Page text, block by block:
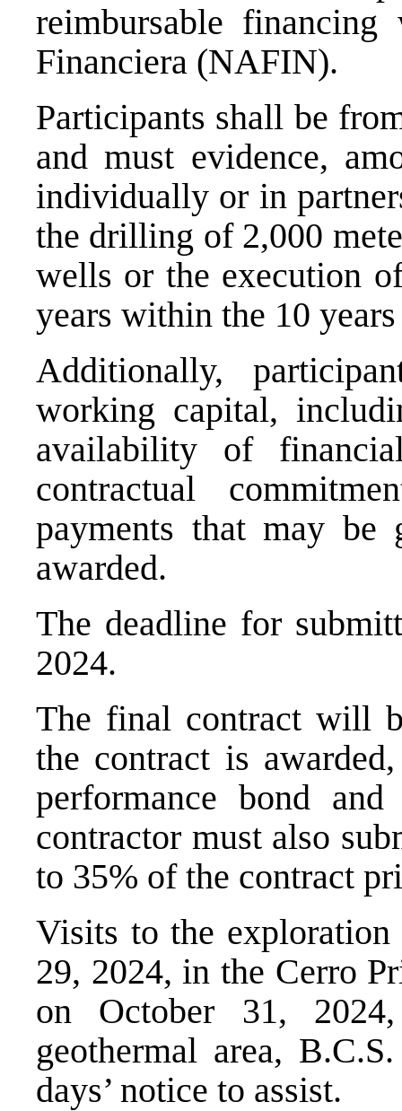
reimbursable
Financiera (NAFIN).
Participants shall be
and must evidence,
individually or in
the drilling of 2,000
wells or the execution
years within the 10
Additionally,
working capital,
availability of
contractual
payments that may be
awarded.
The deadline for
2024.
The final contract will
the contract is
performance bond
contractor must also
to 35% of the contract
Visits to the
29, 2024, in the Cerro
on October 31,
geothermal area,
days’ notice to assist.